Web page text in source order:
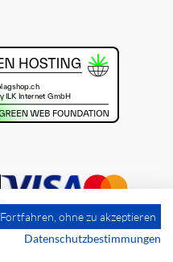
Fortfahren, ohne zu akzeptieren
Datenschutzbestimmungen